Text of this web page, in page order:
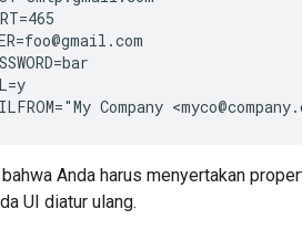
Company
Anda harus menyertakan
UI diatur ulang.